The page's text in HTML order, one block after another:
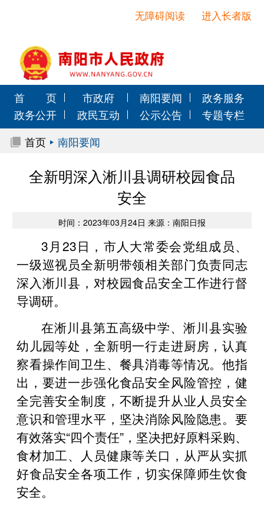
进入长者版
无障碍阅读
首 页 市政府 南阳要闻
政务服务
政务公开
政民互动 公示公告
专题专栏
首页
南阳要闻
全新明深入淅川县调研校园食品
安全
时间：2023年03月24日 来源：南阳日报
3月23日，市人大常委会党组成员、
一级巡视员全新明带领相关部门负责同志
深入淅川县，对校园食品安全工作进行督
导调研。
在淅川县第五高级中学、淅川县实验
幼儿园等处，全新明一行走进厨房，认真
察看操作间卫生、餐具消毒等情况。他指
出，要进一步强化食品安全风险管控，健
全完善安全制度，不断提升从业人员安全
意识和管理水平，坚决消除风险隐患。要
有效落实“四个责任”，坚决把好原料采购、
食材加工、人员健康等关口，从严从实抓
好食品安全各项工作，切实保障师生饮食
安全。